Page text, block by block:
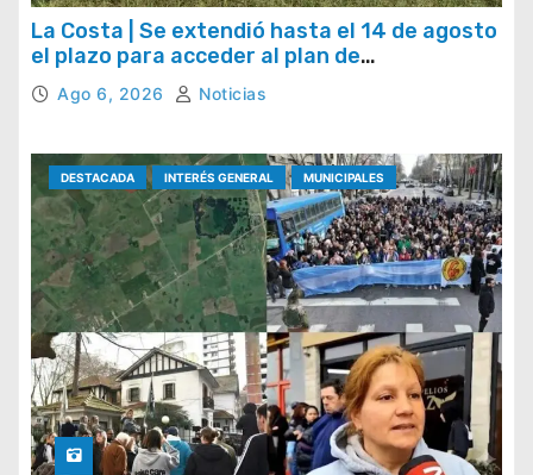
La Costa | Se extendió hasta el 14 de agosto
el plazo para acceder al plan de
regularización de tasas municipales
Ago 6, 2026 Noticias
DESTACADA INTERÉS GENERAL MUNICIPALES